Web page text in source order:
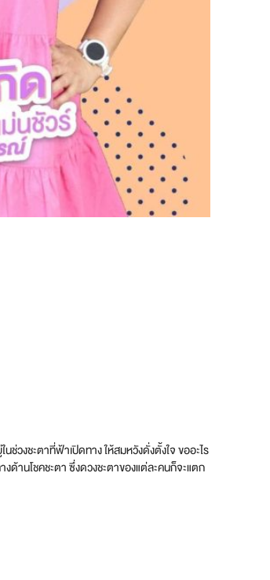
ช่วงชะตาที่ฟ้าเปิดทาง ให้สมหวังดั่งตั้งใจ ขออะไร
านโชคชะตา ซึ่งดวงชะตาของแต่ละคนก็จะแตก